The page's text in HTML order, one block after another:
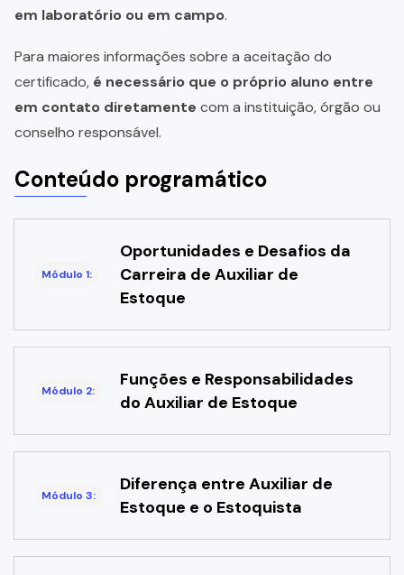
em laboratório ou em campo.
Para maiores informações sobre a aceitação do
certificado, é necessário que o próprio aluno entre
em contato diretamente com a instituição, órgão ou
conselho responsável.
Conteúdo programático
Módulo 1:
Oportunidades e Desafios da
Carreira de Auxiliar de
Estoque
Módulo 2:
Funções e Responsabilidades
do Auxiliar de Estoque
Módulo 3:
Diferença entre Auxiliar de
Estoque e o Estoquista